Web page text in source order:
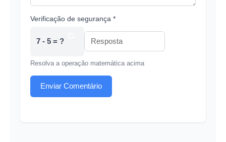
Verificação de segurança *
7 - 5 = ?
Resolva a operação matemática acima
Enviar Comentário